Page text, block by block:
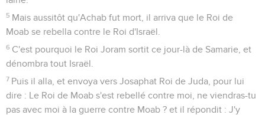
5 Mais aussitôt qu'Achab fut mort, il arriva que le Roi de
Moab se rebella contre le Roi d'Israël.
6 C'est pourquoi le Roi Joram sortit ce jour-là de Samarie, et
dénombra tout Israël.
7 Puis il alla, et envoya vers Josaphat Roi de Juda, pour lui
dire : Le Roi de Moab s'est rebellé contre moi, ne viendras-tu
pas avec moi à la guerre contre Moab ? et il répondit : J'y